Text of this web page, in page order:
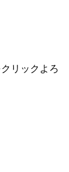
リックよろ